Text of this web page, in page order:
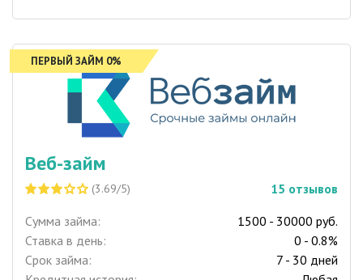
ПЕРВЫЙ ЗАЙМ 0%
Веб-займ
(3.69/5) 15 отзывов
Сумма займа:
1500 - 30000 руб.
Ставка в день:
0 - 0.8%
Срок займа:
7 - 30 дней